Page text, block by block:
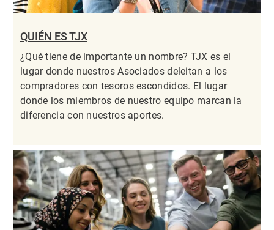
QUIÉN ES TJX
¿Qué tiene de importante un nombre? TJX es el
lugar donde nuestros Asociados deleitan a los
compradores con tesoros escondidos. El lugar
donde los miembros de nuestro equipo marcan la
diferencia con nuestros aportes.